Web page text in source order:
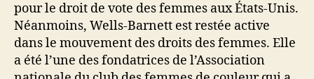
pour le droit de vote des femmes aux États-Unis.
Néanmoins, Wells-Barnett est restée active
dans le mouvement des droits des femmes. Elle
a été l’une des fondatrices de l’Association